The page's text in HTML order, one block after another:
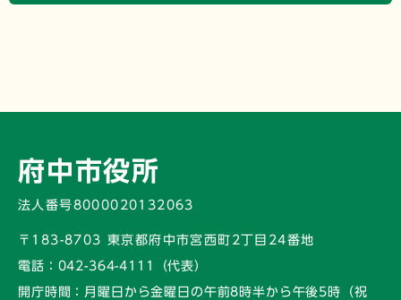
府中市役所
法人番号8000020132063
〒183-8703 東京都府中市宮西町2丁目24番地
電話： 042-364-4111（代表）
開庁時間： 月曜日から金曜日の午前8時半から午後5時 （祝